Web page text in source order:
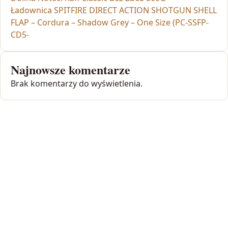
Ładownica SPITFIRE DIRECT ACTION SHOTGUN SHELL
FLAP – Cordura – Shadow Grey – One Size (PC-SSFP-
CD5-
Najnowsze komentarze
Brak komentarzy do wyświetlenia.